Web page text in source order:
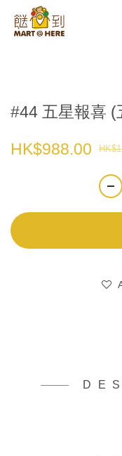
#44 五星報喜 (
HK$988.00